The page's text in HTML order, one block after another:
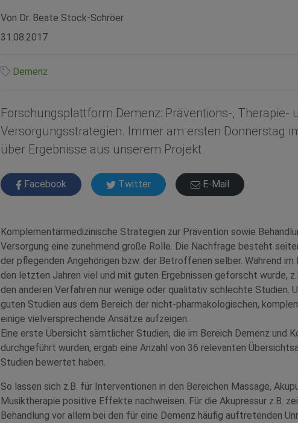
Von Dr. Beate Stock-Schröer
31.08.2017
Demenz
Forschungsplattform Demenz: Präventions-, Therapie-
Versorgungsstrategien. Immer am ersten Donnerstag
über Ergebnisse aus unserem Projekt.
Facebook Twitter E-Mail
Komplementärmedizinische Strategien zur Prävention sowie
Versorgung eine zunehmend große Rolle. Die Nachfrage besteht
der pflegenden Angehörigen bzw. der Betroffenen selber. Während
den letzten Jahren viel und mit guten Ergebnissen geforscht wurde,
den anderen Verfahren nur wenige oder qualitativ schlechte Studien.
guten Studien aus dem Bereich der nicht-pharmakologischen,
einige vielversprechende Ansätze aufzeigen.
Eine erste Übersicht sämtlicher Studien, die im Bereich Demenz und
durchgeführt wurden, ergab eine Anzahl von 36 relevanten
Studien bewertet haben.
So lassen sich z.B. für Interventionen in den Bereichen Massage,
Musiktherapie positive Effekte nachweisen. Für die Akupressur z.B.
Behandlung vor allem bei den für eine Demenz häufig auftretenden